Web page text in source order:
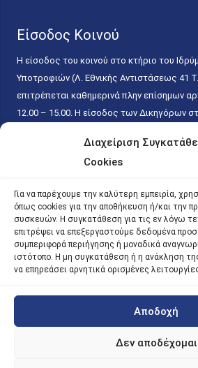
Διαχείριση
Cookies
Για να παρέχουμε την καλύτερη εμπειρία,
όπως cookies για την αποθήκευση ή/και την
συσκευών. Η συγκατάθεση για τις εν λόγω
επιτρέψει να επεξεργαστούμε δεδομένα
συμπεριφορά περιήγησης ή μοναδικά
ιστότοπο. Η μη συγκατάθεση ή η ανάκληση
να επηρεάσει αρνητικά ορισμένες
Αποδοχή
Δεν αποδέχομαι
Είσοδος Κοινού
Η είσοδος του κοινού στο κτήριο του
Υποτροφιών (Λ. Εθνικής Αντιστάσεως 41
επιτρέπεται καθημερινά πλην επίσημων
12.00 – 15.00. Η είσοδος των Δικηγόρων
κάθε εργάσιμη ημέρα και ώρα χωρίς
περιορισμό. Η είσοδος του κοινού ειδικά
15.00. Η εξυπηρέτηση του κοινού
παγίων ισχυουσών διατάξεων. Για την
εντός του εσωτερικού χώρου
κοινού, η εξυπηρέτησή του δύναται να
προγραμματισμένου ραντεβού.
| iky.gr | All Rights Reserved
Designed and Developed by ACM Digital